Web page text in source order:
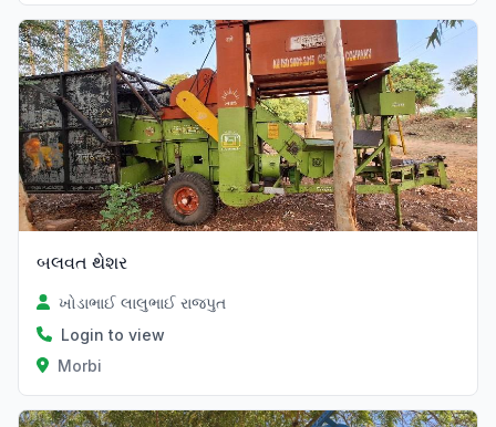
બલવત થેશર
ખોડાભાઈ લાલુભાઈ રાજપુત
Login to view
Morbi